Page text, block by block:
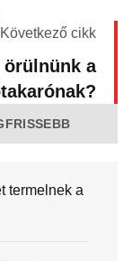
Következő cikk
a
termelnek a